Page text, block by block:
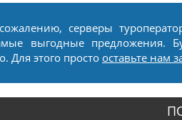
серверы
выгодные предложения.
Для этого просто оставьте нам